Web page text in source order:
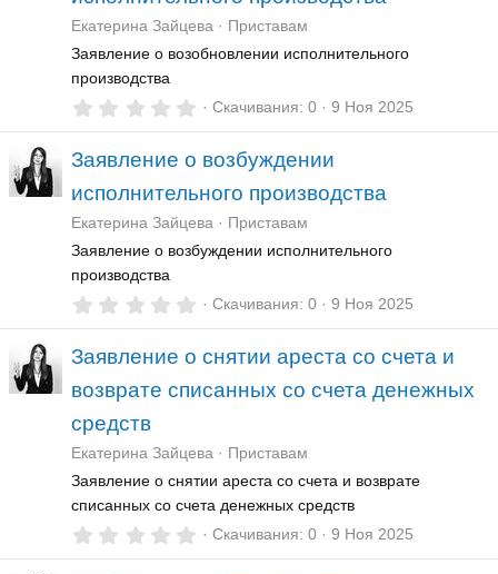
з
д
Екатерина Зайцева
Приставам
Заявление о возобновлении исполнительного
производства
0
0
в
з
д
Скачивания 0 9 Ноя 2025
Заявление о возбуждении
исполнительного производства
Екатерина Зайцева
Приставам
Заявление о возбуждении исполнительного
производства
0
0
в
Скачивания 0 9 Ноя 2025
Заявление о снятии ареста со счета и
возврате списанных со счета денежных
средств
Екатерина Зайцева
Приставам
Заявление о снятии ареста со счета и возврате
списанных со счета денежных средств
0 Скачивания 0 9 Ноя 2025